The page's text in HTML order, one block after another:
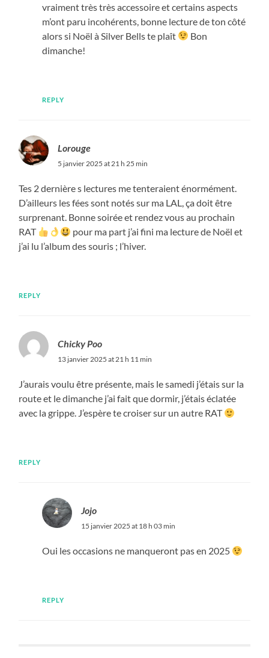
vraiment très très accessoire et certains aspects
m’ont paru incohérents, bonne lecture de ton côté
alors si Noël à Silver Bells te plaît
Bon
dimanche!
REPLY
Lorouge
5 janvier 2025 at 21 h 25 min
Tes 2 dernière s lectures me tenteraient énormément.
D’ailleurs les fées sont notés sur ma LAL, ça doit être
surprenant. Bonne soirée et rendez vous au prochain
RAT
pour ma part j’ai fini ma lecture de Noël et
j’ai lu l’album des souris ; l’hiver.
REPLY
Chicky Poo
13 janvier 2025 at 21 h 11 min
J’aurais voulu être présente, mais le samedi j’étais sur la
route et le dimanche j’ai fait que dormir, j’étais éclatée
avec la grippe. J’espère te croiser sur un autre RAT
REPLY
Jojo
15 janvier 2025 at 18 h 03 min
Oui les occasions ne manqueront pas en 2025
REPLY